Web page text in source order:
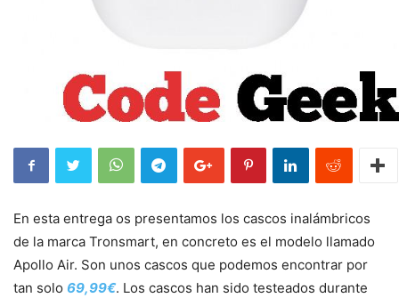
En esta entrega os presentamos los cascos inalámbricos
de la marca Tronsmart, en concreto es el modelo llamado
Apollo Air. Son unos cascos que podemos encontrar por
tan solo 69,99€. Los cascos han sido testeados durante